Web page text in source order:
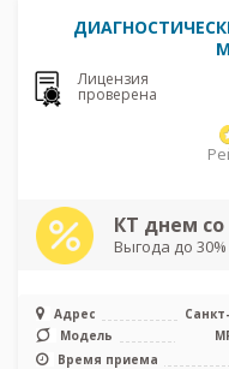
Лицензия
проверена
КТ днем
Выгода до 30%
Адрес
Модель
Время приема